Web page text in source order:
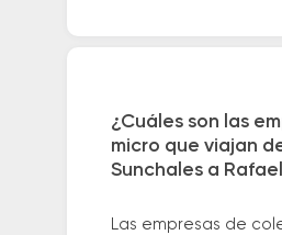
¿Cuáles son las
micro que viajan
Sunchales a
Las empresas de